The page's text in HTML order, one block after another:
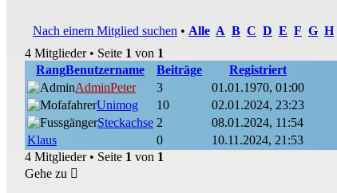
Nach einem Mitglied suchen • Alle A B C D E F G H
4 Mitglieder • Seite 1 von 1
RangBenutzername Beiträge
Registriert
AdminPeter
3
01.01.1970, 01:00
Unimog
10
02.01.2024, 23:23
Steckachse 2
08.01.2024, 11:54
Klaus
0
10.11.2024, 21:53
4 Mitglieder • Seite 1 von 1
Gehe zu